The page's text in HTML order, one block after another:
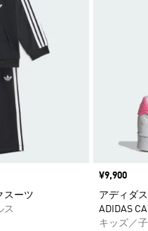
スーツ
ス
価格
¥9,900
アディダ
ADIDAS
キッズ／